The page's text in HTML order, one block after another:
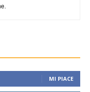
MI PIACE